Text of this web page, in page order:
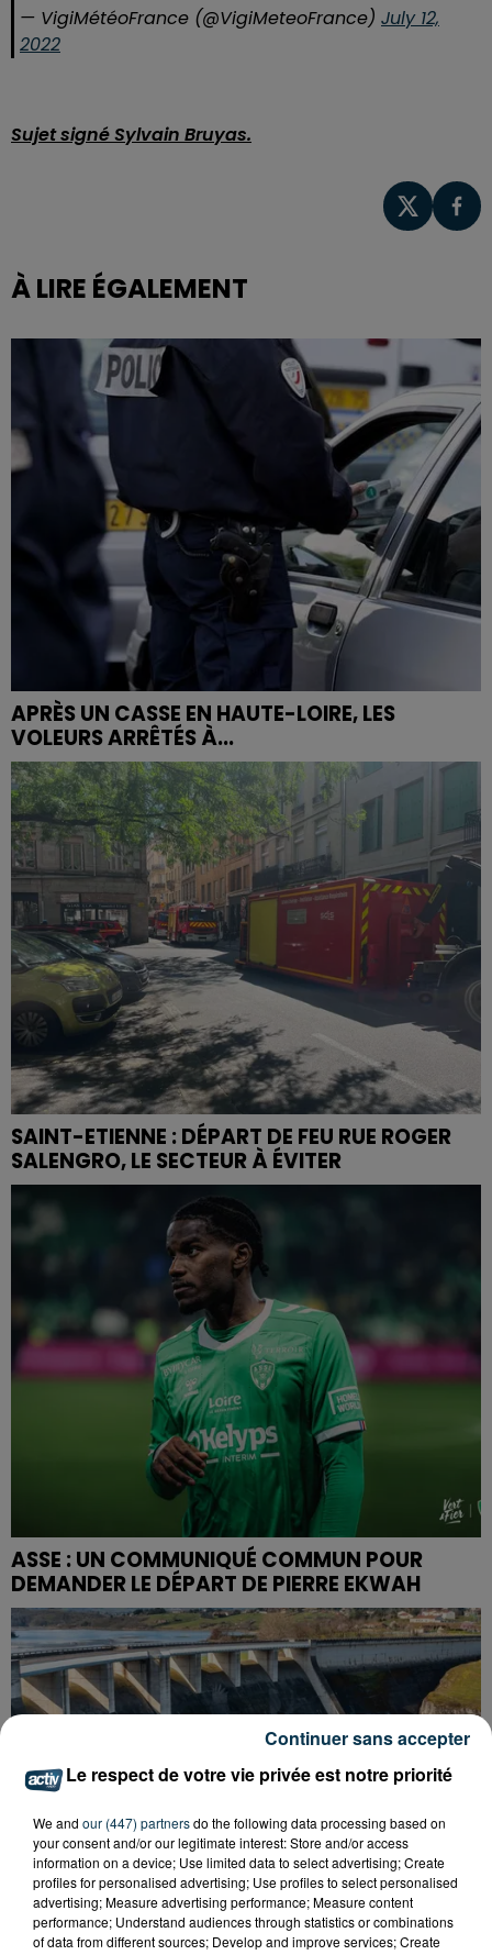
— VigiMétéoFrance (@VigiMeteoFrance) July 12,
2022
Sujet signé Sylvain Bruyas.
À LIRE ÉGALEMENT
APRÈS UN CASSE EN HAUTE-LOIRE, LES
VOLEURS ARRÊTÉS À...
SAINT-ETIENNE : DÉPART DE FEU RUE ROGER
SALENGRO, LE SECTEUR À ÉVITER
ASSE : UN COMMUNIQUÉ COMMUN POUR
DEMANDER LE DÉPART DE PIERRE EKWAH
Le respect de votre vie privée est notre priorité
We and our (447) partnersdo the following data processing based on
your consent and/or our legitimate interest: Store and/or access
information on a device; Use limited data to select advertising; Create
profiles for personalised advertising; Use profiles to select personalised
advertising; Measure advertising performance; Measure content
performance; Understand audiences through statistics or combinations
of data from different sources; Develop and improve services; Create
Continuer sans accepter